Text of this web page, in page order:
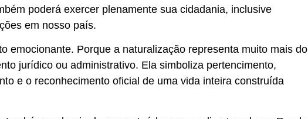
poderá exercer plenamente sua cidadania, inclusive
em nosso país.
emocionante. Porque a naturalização representa muito mais do
jurídico ou administrativo. Ela simboliza pertencimento,
e o reconhecimento oficial de uma vida inteira construída